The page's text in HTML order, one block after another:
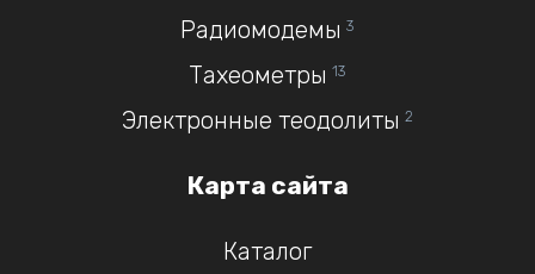
Радиомодемы 3
Тахеометры 13
Электронные теодолиты 2
Карта сайта
Каталог